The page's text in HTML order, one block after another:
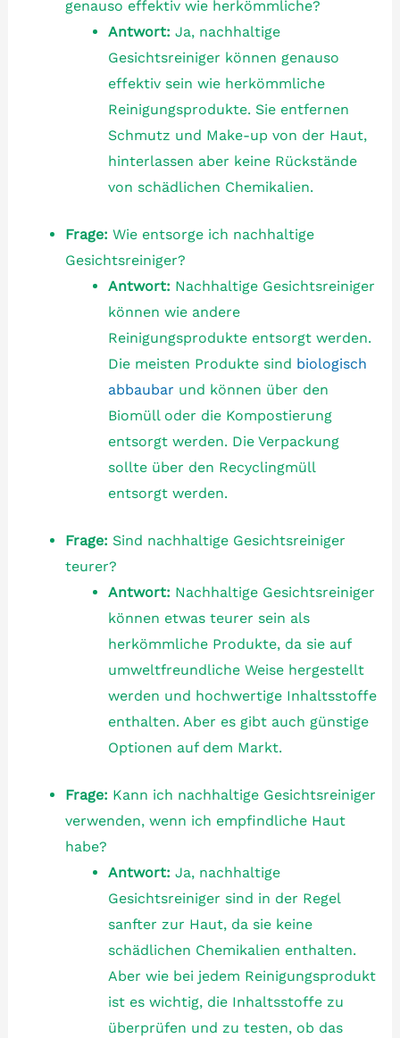
genauso effektiv wie herkömmliche?
Antwort: Ja, nachhaltige
Gesichtsreiniger können genauso
effektiv sein wie herkömmliche
Reinigungsprodukte. Sie entfernen
Schmutz und Make-up von der Haut,
hinterlassen aber keine Rückstände
von schädlichen Chemikalien.
Frage: Wie entsorge ich nachhaltige
Gesichtsreiniger?
Antwort: Nachhaltige Gesichtsreiniger
können wie andere
Reinigungsprodukte entsorgt werden.
Die meisten Produkte sind biologisch
abbaubar und können über den
Biomüll oder die Kompostierung
entsorgt werden. Die Verpackung
sollte über den Recyclingmüll
entsorgt werden.
Frage: Sind nachhaltige Gesichtsreiniger
teurer?
Antwort: Nachhaltige Gesichtsreiniger
können etwas teurer sein als
herkömmliche Produkte, da sie auf
umweltfreundliche Weise hergestellt
werden und hochwertige Inhaltsstoffe
enthalten. Aber es gibt auch günstige
Optionen auf dem Markt.
Frage: Kann ich nachhaltige Gesichtsreiniger
verwenden, wenn ich empfindliche Haut
habe?
Antwort: Ja, nachhaltige
Gesichtsreiniger sind in der Regel
sanfter zur Haut, da sie keine
schädlichen Chemikalien enthalten.
Aber wie bei jedem Reinigungsprodukt
ist es wichtig, die Inhaltsstoffe zu
überprüfen und zu testen, ob das